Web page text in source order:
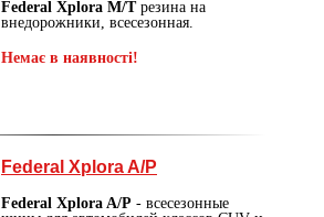
Federal Xplora M/Tрезина на
внедорожники, всесезонная.
Немає в наявності!
Federal Xplora A/P
Federal Xplora A/P - всесезонные